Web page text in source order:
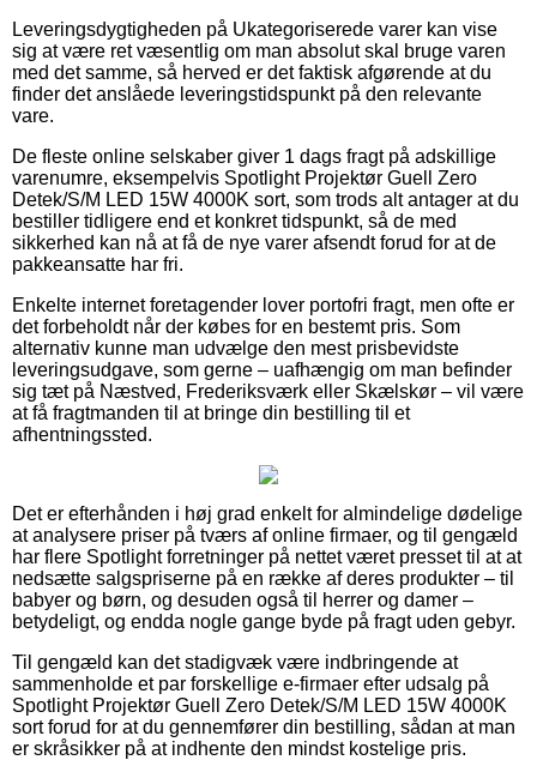
Leveringsdygtigheden på Ukategoriserede varer kan vise
sig at være ret væsentlig om man absolut skal bruge varen
med det samme, så herved er det faktisk afgørende at du
finder det anslåede leveringstidspunkt på den relevante
vare.
De fleste online selskaber giver 1 dags fragt på adskillige
varenumre, eksempelvis Spotlight Projektør Guell Zero
Detek/S/M LED 15W 4000K sort, som trods alt antager at du
bestiller tidligere end et konkret tidspunkt, så de med
sikkerhed kan nå at få de nye varer afsendt forud for at de
pakkeansatte har fri.
Enkelte internet foretagender lover portofri fragt, men ofte er
det forbeholdt når der købes for en bestemt pris. Som
alternativ kunne man udvælge den mest prisbevidste
leveringsudgave, som gerne – uafhængig om man befinder
sig tæt på Næstved, Frederiksværk eller Skælskør – vil være
at få fragtmanden til at bringe din bestilling til et
afhentningssted.
Det er efterhånden i høj grad enkelt for almindelige dødelige
at analysere priser på tværs af online firmaer, og til gengæld
har flere Spotlight forretninger på nettet været presset til at at
nedsætte salgspriserne på en række af deres produkter – til
babyer og børn, og desuden også til herrer og damer –
betydeligt, og endda nogle gange byde på fragt uden gebyr.
Til gengæld kan det stadigvæk være indbringende at
sammenholde et par forskellige e-firmaer efter udsalg på
Spotlight Projektør Guell Zero Detek/S/M LED 15W 4000K
sort forud for at du gennemfører din bestilling, sådan at man
er skråsikker på at indhente den mindst kostelige pris.